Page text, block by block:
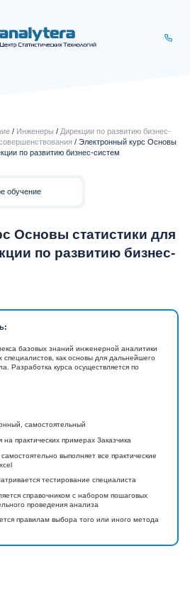
/ Инженеры / Дирекции по развитию бизнес-
/ Электронный курс Основы
по развитию бизнес-систем
обучение
Основы статистики для
по развитию бизнес-
базовых знаний инженерной аналитики
специалистов, как основы для дальнейшего
Разработка курса осуществляется по
самостоятельный
практических примерах Заказчика
выполняет все практические
тестирование специалиста
справочником с набором пошаговых
проведения анализа
правилам выбора того или иного метода